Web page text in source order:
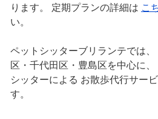
ります。 定期プランの詳細は こ
い。
ペットシッターブリランテでは、
区・千代田区・豊島区を中心に
シッターによる お散歩代行サー
す。